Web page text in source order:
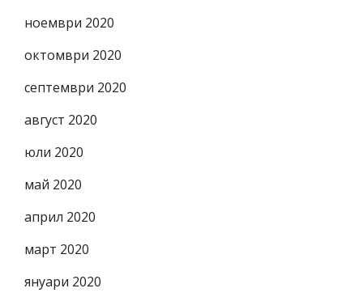
ноември 2020
октомври 2020
септември 2020
август 2020
юли 2020
май 2020
април 2020
март 2020
януари 2020